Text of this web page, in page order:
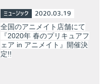
ミュージック 2020.03.19
全国のアニメイト店舗にて
『2020年 春のプリキュアフ
ェア in アニメイト』開催決
定!!